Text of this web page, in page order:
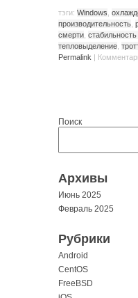
тэги: Windows
производительность
смерти
тепловыделение
Permalink |
Поиск
Архивы
Июнь 2025
Февраль 2025
Рубрики
Android
CentOS
FreeBSD